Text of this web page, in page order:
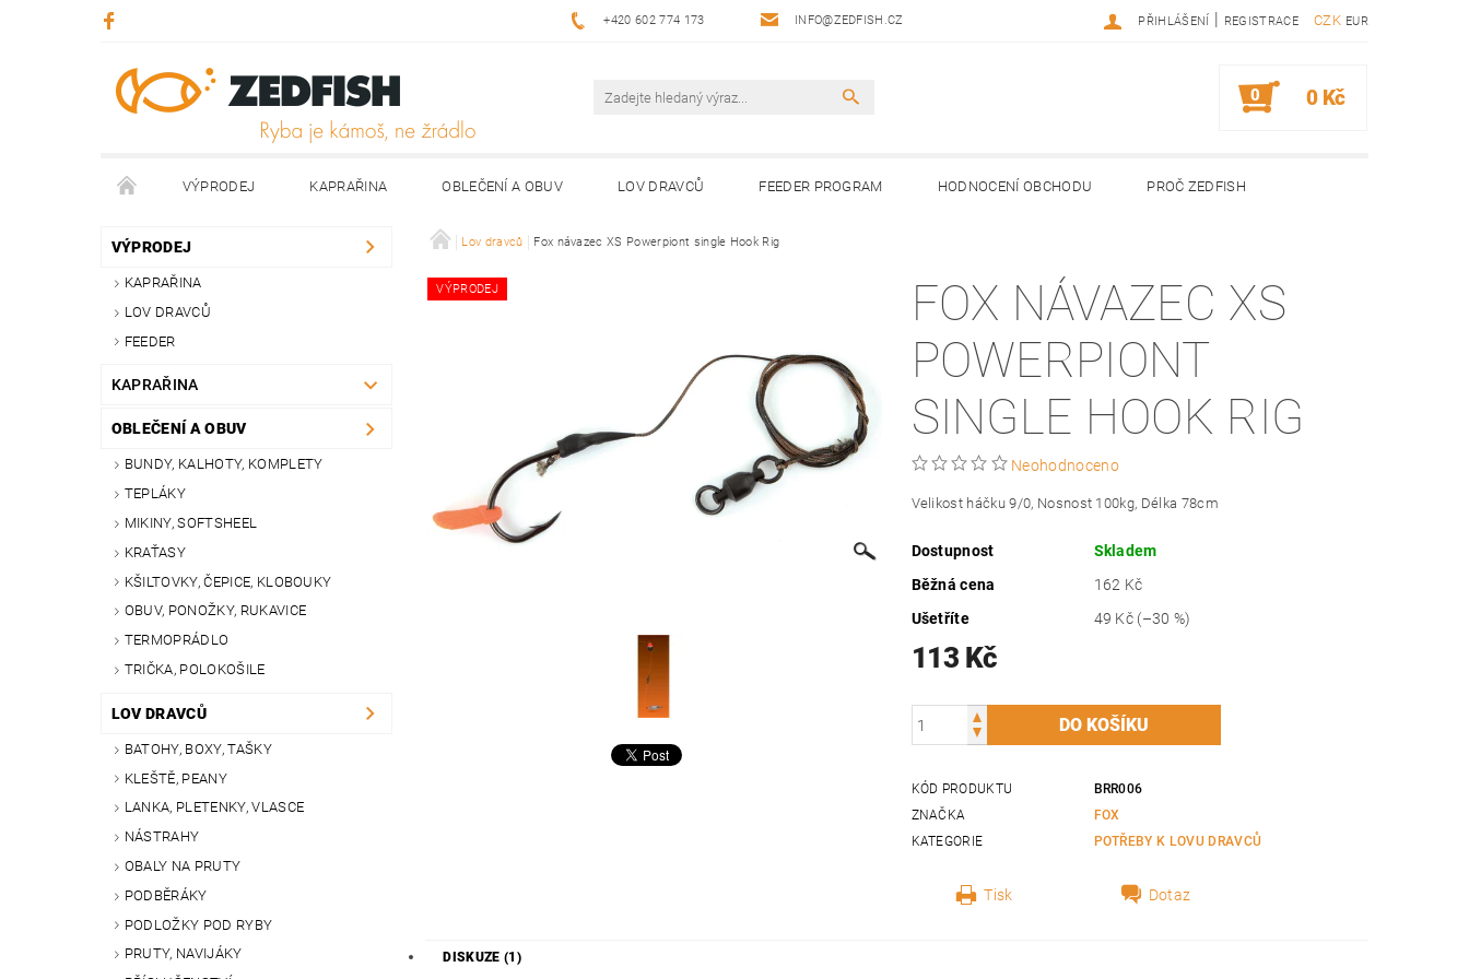
+420 602 774 173 INFO@ZEDFISH.CZ CZK EUR
PŘIHLÁŠENÍ | REGISTRACE
0 0 Kč
VÝPRODEJ KAPRAŘINA OBLEČENÍ A OBUV LOV DRAVCŮ FEEDER PROGRAM HODNOCENÍ OBCHODU PROČ ZEDFISH
KONTAKTY
VÝPRODEJ
KAPRAŘINA
LOV DRAVCŮ
FEEDER
KAPRAŘINA
OBLEČENÍ A OBUV
BUNDY, KALHOTY, KOMPLETY
TEPLÁKY
MIKINY, SOFTSHEEL
KRAŤASY
KŠILTOVKY, ČEPICE, KLOBOUKY
OBUV, PONOŽKY, RUKAVICE
TERMOPRÁDLO
TRIČKA, POLOKOŠILE
LOV DRAVCŮ
BATOHY, BOXY, TAŠKY
KLEŠTĚ, PEANY
LANKA, PLETENKY, VLASCE
NÁSTRAHY
OBALY NA PRUTY
PODBĚRÁKY
PODLOŽKY POD RYBY
PRUTY, NAVIJÁKY
Lov dravců Fox návazec XS Powerpiont single Hook Rig
VÝPRODEJ
FOX NÁVAZEC XS
POWERPIONT
SINGLE HOOK RIG
Neohodnoceno
Velikost háčku 9/0, Nosnost 100kg, Délka 78cm
Dostupnost
Skladem
Běžná cena
162 Kč
Ušetříte
49 Kč (–30 %)
113 Kč
KÓD PRODUKTU
BRR006
ZNAČKA
FOX
KATEGORIE
POTŘEBY K LOVU DRAVCŮ
Tisk Dotaz
DISKUZE (1)